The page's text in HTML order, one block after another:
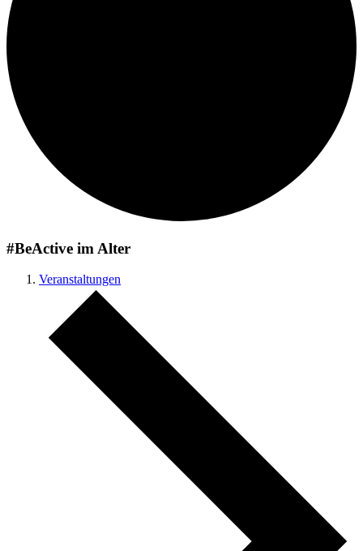
#BeActive im Alter
Veranstaltungen